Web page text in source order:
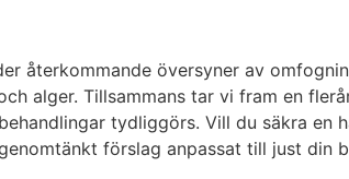
återkommande översyner av
alger. Tillsammans tar vi fram en
tydliggörs. Vill du säkra en
förslag anpassat till just din